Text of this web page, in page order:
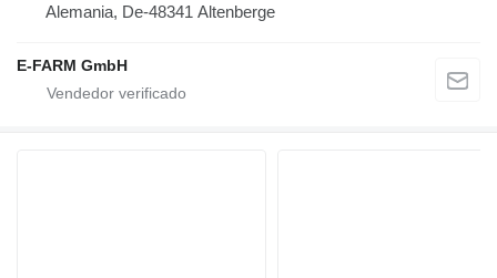
Alemania, De-48341 Altenberge
E-FARM GmbH